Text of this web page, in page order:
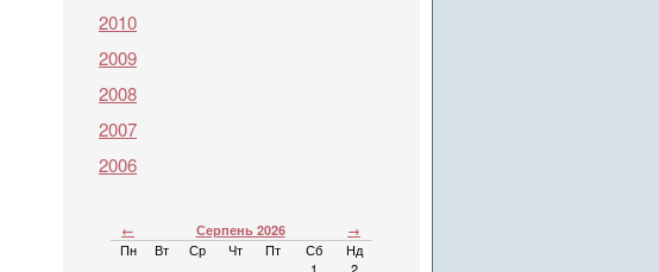
2010
2009
2008
2007
2006
← Серпень 2026
→
Пн
Вт Ср Чт Пт Сб
Нд